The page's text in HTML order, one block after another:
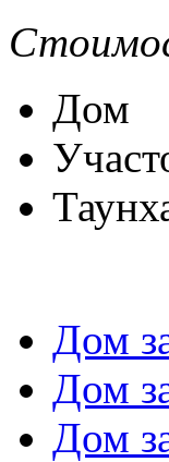
Дом
Дом
Дом
Дом